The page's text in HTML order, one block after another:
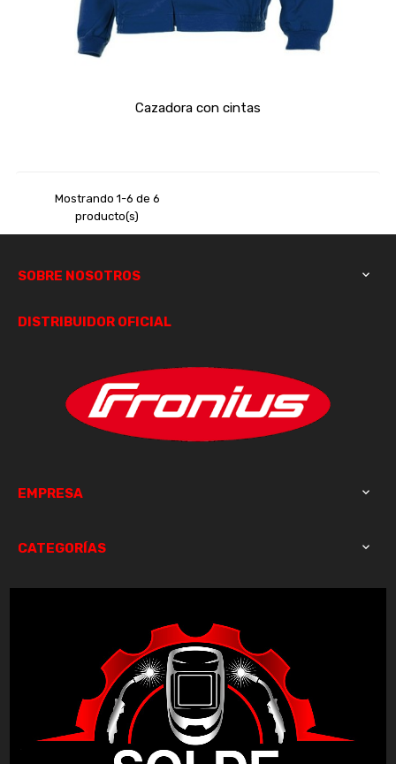
Cazadora con cintas
Mostrando 1-6 de 6
producto(s)
SOBRE NOSOTROS 
DISTRIBUIDOR OFICIAL
EMPRESA 
CATEGORÍAS 